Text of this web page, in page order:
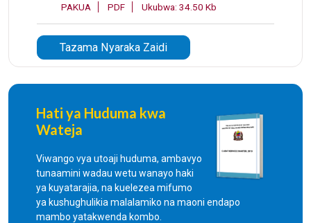
PAKUA PDF Ukubwa: 34.50 Kb
Tazama Nyaraka Zaidi
Hati ya Huduma kwa
Wateja
Viwango vya utoaji huduma, ambavyo
tunaamini wadau wetu wanayo haki
ya kuyatarajia, na kuelezea mifumo
ya kushughulikia malalamiko na maoni endapo
mambo yatakwenda kombo.